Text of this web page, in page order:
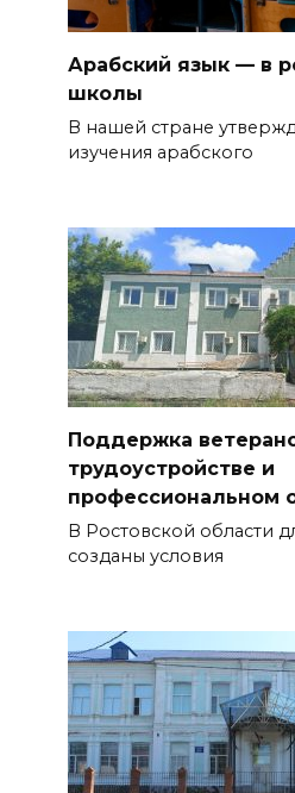
Арабский язык — в
школы
В нашей стране
изучения арабского
Поддержка
трудоустройстве и
профессиональном
В Ростовской области
созданы условия